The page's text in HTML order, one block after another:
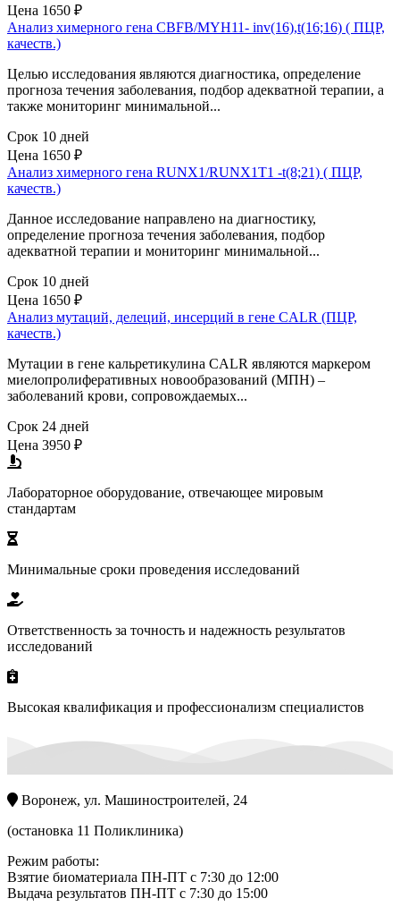
Цена 1650 ₽
Анализ химерного гена CBFB/MYH11- inv(16),t(16;16) ( ПЦР,
качеств.)
Целью исследования являются диагностика, определение
прогноза течения заболевания, подбор адекватной терапии, а
также мониторинг минимальной...
Срок 10 дней
Цена 1650 ₽
Анализ химерного гена RUNX1/RUNX1T1 -t(8;21) ( ПЦР,
качеств.)
Данное исследование направлено на диагностику,
определение прогноза течения заболевания, подбор
адекватной терапии и мониторинг минимальной...
Срок 10 дней
Цена 1650 ₽
Анализ мутаций, делеций, инсерций в гене CALR (ПЦР,
качеств.)
Мутации в гене кальретикулина CALR являются маркером
миелопролиферативных новообразований (МПН) –
заболеваний крови, сопровождаемых...
Срок 24 дней
Цена 3950 ₽
Лабораторное оборудование, отвечающее мировым
стандартам
Минимальные сроки проведения исследований
Ответственность за точность и надежность результатов
исследований
Высокая квалификация и профессионализм специалистов
Воронеж, ул. Машиностроителей, 24
(остановка 11 Поликлиника)
Режим работы:
Взятие биоматериала ПН-ПТ с 7:30 до 12:00
Выдача результатов ПН-ПТ с 7:30 до 15:00